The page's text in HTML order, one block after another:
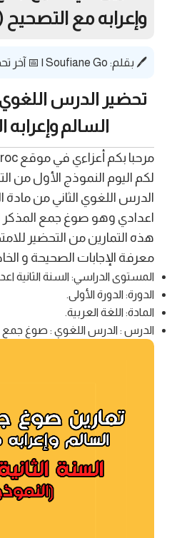
وإعرابه مع التصحيح
🖊️ بقلم: Soufiane Go
| 📅 آخر تحديث:
تحضير الدرس
السالم وإعرابه
لكم اليوم النموذج الأول من
الدرس اللغوي الثاني من مادة
اعدادي وهو صوغ جمع المذكر
هذه التمارين من التحضير
معرفة الإجابات الصحيحة و
المستوى الدراسي: السنة الثانية
الدورة: الدورة الأولى.
المادة: اللغة العربية.
الدرس : الدرس اللغوي : صوغ جمع